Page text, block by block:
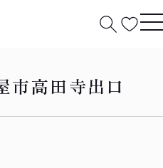
市高田寺出口